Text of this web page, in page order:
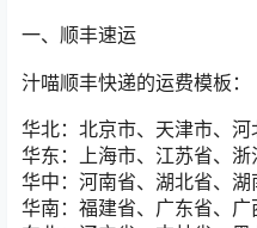
一、顺丰速运
汁喵顺丰快递的运费模板：
华北：北京市、天津市、
华东：上海市、江苏省、
华中：河南省、湖北省、湖
华南：福建省、广东省、